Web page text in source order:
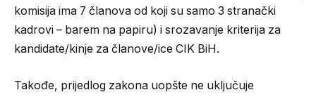
komisija ima 7 članova od koji su samo 3 stranački
kadrovi – barem na papiru) i srozavanje kriterija za
kandidate/kinje za članove/ice CIK BiH.
Takođe, prijedlog zakona uopšte ne uključuje